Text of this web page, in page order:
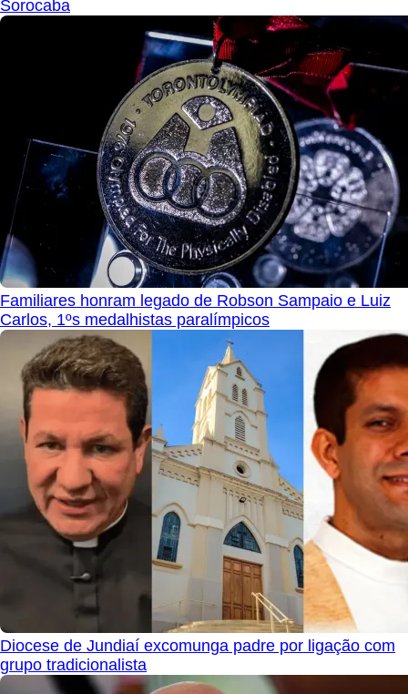
Sorocaba
Familiares honram legado de Robson Sampaio e Luiz
Carlos, 1ºs medalhistas paralímpicos
Diocese de Jundiaí excomunga padre por ligação com
grupo tradicionalista